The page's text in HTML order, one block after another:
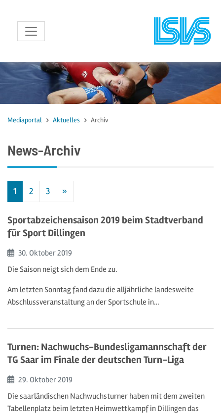
zum Inhalt
Mediaportal Aktuelles Archiv
News-Archiv
1 2 3 »Nächste
Sportabzeichensaison 2019 beim Stadtverband
für Sport Dillingen
Beginn:
30. Oktober2019
Die Saison neigt sich dem Ende zu.
Am letzten Sonntag fand dazu die alljährliche landesweite
Abschlussveranstaltung an der Sportschule in…
Turnen: Nachwuchs-Bundesligamannschaft der
TG Saar im Finale der deutschen Turn-Liga
Beginn:
29. Oktober2019
Die saarländischen Nachwuchsturner haben mit dem zweiten
Tabellenplatz beim letzten Heimwettkampf in Dillingen das